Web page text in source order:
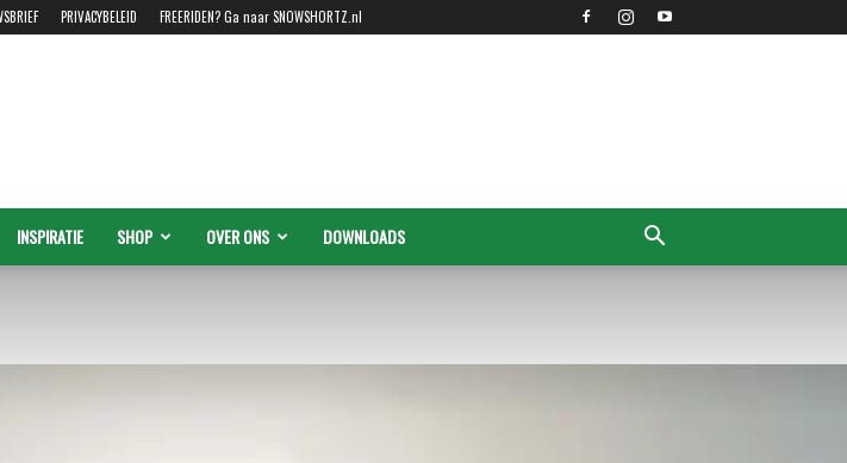
PRIVACYBELEID FREERIDEN? Ga naar SNOWSHORTZ.nl
INSPIRATIE SHOP OVER ONS DOWNLOADS